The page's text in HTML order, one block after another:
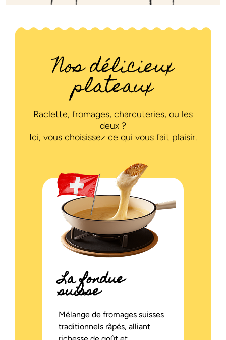
Nos délicieux
plateaux
Raclette, fromages, charcuteries, ou les
deux ?
Ici, vous choisissez ce qui vous fait plaisir.
La fondue
suisse
Mélange de fromages suisses
traditionnels râpés, alliant